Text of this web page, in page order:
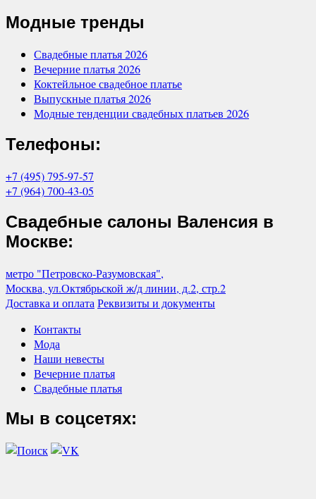
Модные тренды
Свадебные платья 2026
Вечерние платья 2026
Коктейльное свадебное платье
Выпускные платья 2026
Модные тенденции свадебных платьев 2026
Телефоны:
+7 (495) 795-97-57
+7 (964) 700-43-05
Свадебные салоны Валенсия в
Москве:
метро "Петровско-Разумовская",
Москва, ул.Октябрьской ж/д линии, д.2, стр.2
Доставка и оплата Реквизиты и документы
Контакты
Мода
Наши невесты
Вечерние платья
Свадебные платья
Мы в соцсетях: